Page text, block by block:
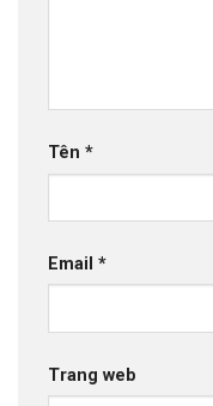
Tên *
Email *
Trang web